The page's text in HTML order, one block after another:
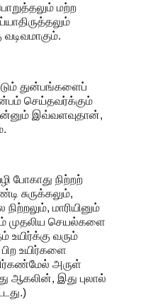
மற்ற
துன்பங்களைப்
செய்தவர்க்கும்
இவ்வளவுதான்,
போகாது நிற்றற்
சுருக்கலும்,
மாரியினும்
முதலிய செயல்களை
வரும்
உயிர்களை
அருள்
ஆகலின், இது புலால்